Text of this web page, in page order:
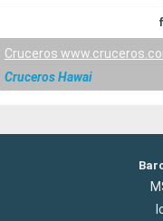
Cruceros
Cruceros Hawai